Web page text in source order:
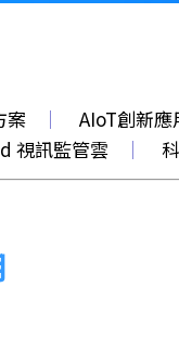
案 ｜
AIoT創新
視訊監管雲 ｜